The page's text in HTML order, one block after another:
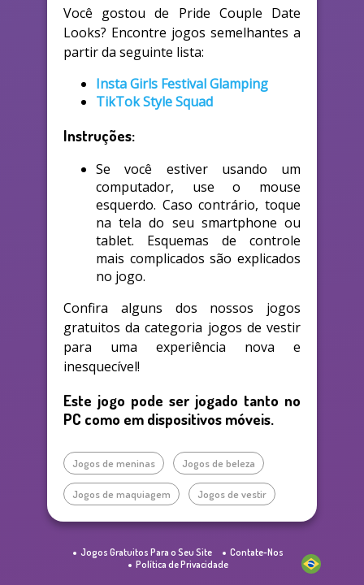
Você gostou de Pride Couple Date
Looks? Encontre jogos semelhantes a
partir da seguinte lista:
Insta Girls Festival Glamping
TikTok Style Squad
Instruções:
Se você estiver usando um
computador, use o mouse
esquerdo. Caso contrário, toque
na tela do seu smartphone ou
tablet. Esquemas de controle
mais complicados são explicados
no jogo.
Confira alguns dos nossos jogos
gratuitos da categoria jogos de vestir
para uma experiência nova e
inesquecível!
Este jogo pode ser jogado tanto no
PC como em dispositivos móveis.
Jogos de meninas Jogos de beleza
Jogos de maquiagem Jogos de vestir
Jogos Gratuitos Para o Seu Site
Contate-Nos
Política de Privacidade